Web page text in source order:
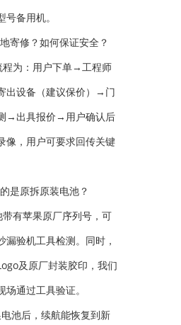
备用机。
寄修？如何保证安全？
程为：用户下单→工程师
出设备（建议保价）→门
→出具报价→用户确认后
像，用户可要求回传关键
是原拆原装电池？
有苹果原厂序列号，可
漏验机工具检测。同时，
及原厂封装胶印，我们
通过工具验证。
池后，续航能恢复到新